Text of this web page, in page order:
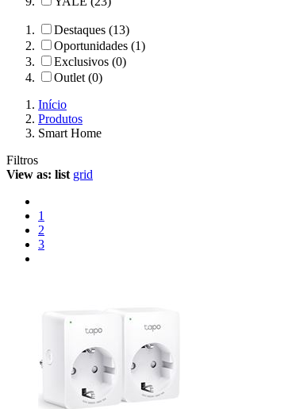
Destaques (13)
Oportunidades (1)
Exclusivos (0)
Outlet (0)
Início
Produtos
Smart Home
Filtros
View as: list grid
1
2
3